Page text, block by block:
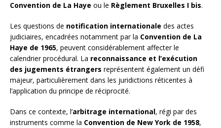
Convention de La Haye ou le Règlement Bruxelles I bis.
Les questions de notification internationale des actes
judiciaires, encadrées notamment par la Convention de La
Haye de 1965, peuvent considérablement affecter le
calendrier procédural. La reconnaissance et l’exécution
des jugements étrangers représentent également un défi
majeur, particulièrement dans les juridictions réticentes à
l’application du principe de réciprocité.
Dans ce contexte, l’arbitrage international, régi par des
instruments comme la Convention de New York de 1958,